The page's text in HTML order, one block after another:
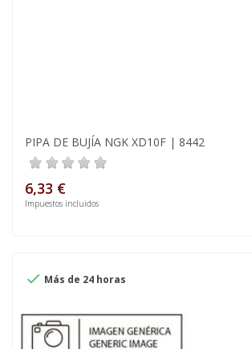
PIPA DE BUJÍA NGK XD10F | 8442
6,33 €
Impuestos incluidos
 Más de 24 horas